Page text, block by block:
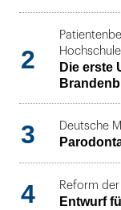
2
Die erste
3 Deutsche
4 Reform
Entwurf